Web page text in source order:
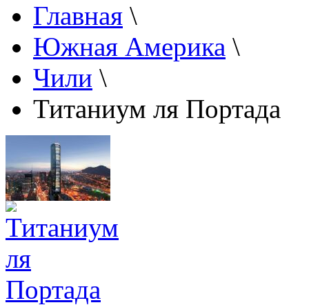
Главная \
Южная Америка \
Чили \
Титаниум ля Портада